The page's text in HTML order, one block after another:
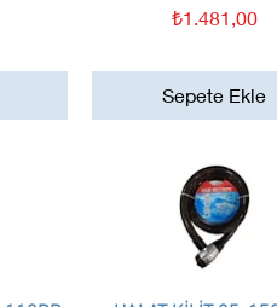
Fiyat
₺1.481,00
Sepete Ekle